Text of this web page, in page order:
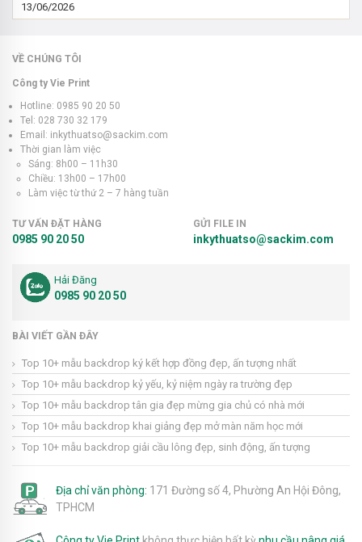
13/06/2026
VỀ CHÚNG TÔI
Công ty Vie Print
Hotline: 0985 90 20 50
Tel: 028 730 32 179
Email: inkythuatso@sackim.com
Thời gian làm việc
Sáng: 8h00 – 11h30
Chiều: 13h00 – 17h00
Làm việc từ thứ 2 – 7 hàng tuần
TƯ VẤN ĐẶT HÀNG
0985 90 20 50
GỬI FILE IN
inkythuatso@sackim.com
Hải Đăng
0985 90 20 50
BÀI VIẾT GẦN ĐÂY
Top 10+ mẫu backdrop ký kết hợp đồng đẹp, ấn tượng nhất
Top 10+ mẫu backdrop kỷ yếu, kỷ niệm ngày ra trường đẹp
Top 10+ mẫu backdrop tân gia đẹp mừng gia chủ có nhà mới
Top 10+ mẫu backdrop khai giảng đẹp mở màn năm học mới
Top 10+ mẫu backdrop giải cầu lông đẹp, sinh động, ấn tượng
Địa chỉ văn phòng: 171 Đường số 4, Phường An Hội Đông,
TPHCM